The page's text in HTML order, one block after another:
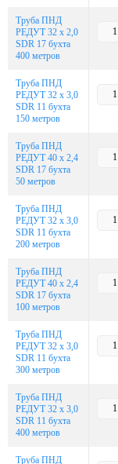
Труба ПНД
РЕДУТ 32 х 2,0
SDR 17 бухта
400 метров
Труба ПНД
РЕДУТ 32 х 3,0
SDR 11 бухта
150 метров
Труба ПНД
РЕДУТ 40 х 2,4
SDR 17 бухта
50 метров
Труба ПНД
РЕДУТ 32 х 3,0
SDR 11 бухта
200 метров
Труба ПНД
РЕДУТ 40 х 2,4
SDR 17 бухта
100 метров
Труба ПНД
РЕДУТ 32 х 3,0
SDR 11 бухта
300 метров
Труба ПНД
РЕДУТ 32 х 3,0
SDR 11 бухта
400 метров
Труба ПНД